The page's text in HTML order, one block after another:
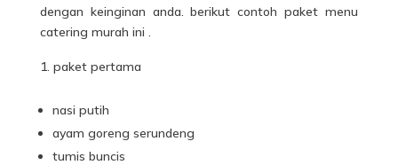
dengan keinginan anda. berikut contoh paket menu
catering murah ini .
paket pertama
nasi putih
ayam goreng serundeng
tumis buncis